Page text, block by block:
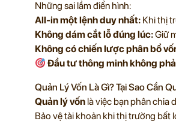
Những sai lầm điển hình:
All-in một lệnh duy nhất: Khi thị
Không dám cắt lỗ đúng lúc:Giữ
Không có chiến lược phân bổ
Đầu tư thông minh không
Quản Lý Vốn Là Gì? Tại Sao Cần
Quản lý vốn là việc bạn phân chia
Bảo vệ tài khoản khi thị trường bất